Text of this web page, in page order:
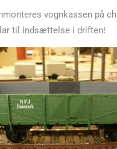
vognkassen på
til indsættelse i driften!